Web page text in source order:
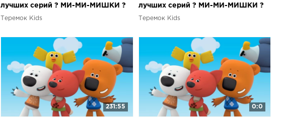
лучших серий ? МИ-МИ-МИШКИ ?
Теремок Kids
лучших серий ? МИ-МИ-МИШКИ ?
Теремок Kids
231:55 0:0